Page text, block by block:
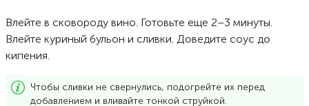
Влейте в сковороду вино. Готовьте еще 2–3 минуты.
Влейте куриный бульон и сливки. Доведите соус до
кипения.
Чтобы сливки не свернулись, подогрейте их перед
добавлением и вливайте тонкой струйкой.